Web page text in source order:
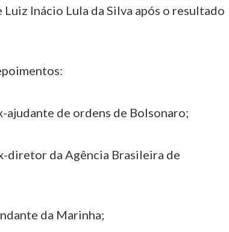
Inácio Lula da Silva após o resultado
ajudante de ordens de Bolsonaro;
diretor da Agência Brasileira de
da Marinha;